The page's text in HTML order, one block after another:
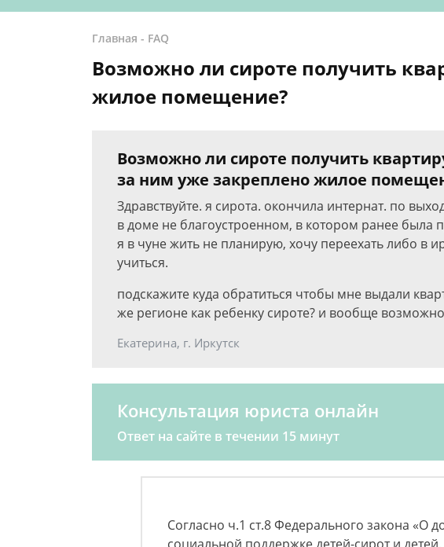
Главная - FAQ
Возможно ли сироте получить
жилое помещение?
Возможно ли сироте получить
за ним уже закреплено жилое
Здравствуйте. я сирота. окончила интернат. по
в доме не благоустроенном, в котором ранее была
я в чуне жить не планирую, хочу переехать либо в
учиться.
подскажите куда обратиться чтобы мне выдали
же регионе как ребенку сироте? и вообще
Екатерина, г. Иркутск
Консультация юриста онлайн
Ответ на сайте в течении 15 минут
Согласно ч.1 ст.8 Федерального закона «О